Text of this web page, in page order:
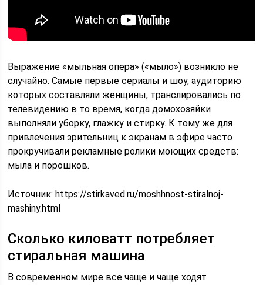
Выражение «мыльная опера» («мыло») возникло не
случайно. Самые первые сериалы и шоу, аудиторию
которых составляли женщины, транслировались по
телевидению в то время, когда домохозяйки
выполняли уборку, глажку и стирку. К тому же для
привлечения зрительниц к экранам в эфире часто
прокручивали рекламные ролики моющих средств:
мыла и порошков.
Источник:https://stirkaved.ru/moshhnost-stiralnoj-
mashiny.html
Сколько киловатт потребляет
стиральная машина
В современном мире все чаще и чаще ходят